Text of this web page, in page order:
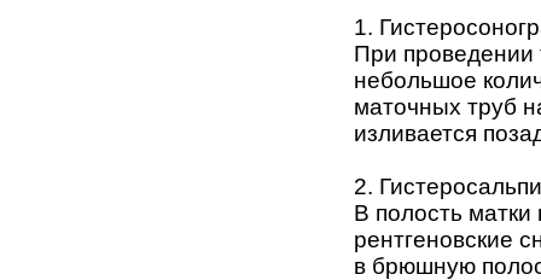
1.
При проведении
небольшое
маточных труб
изливается
2.
В полость матки
рентгеновские
в брюшную